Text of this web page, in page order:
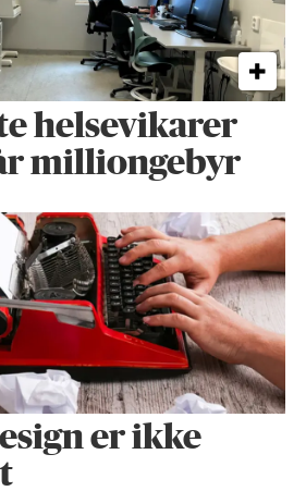
helse­vikarer
milliongebyr
er ikke